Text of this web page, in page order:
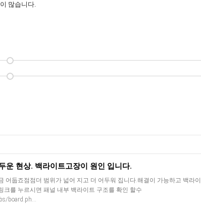
많습니다.
운 현상. 백라이트고장이 원인 입니다.
어둡죠점점더 범위가 넓어 지고 더 어두워 집니다.해결이 가능하고 백라
크를 누르시면 패널 내부 백라이트 구조를 확인 할수
board.ph…